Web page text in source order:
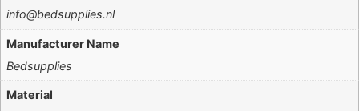
info@bedsupplies.nl
Manufacturer Name
Bedsupplies
Material